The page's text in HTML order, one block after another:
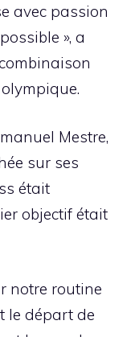
avec passion
», a
Mestre,
sur ses
était
objectif était
notre routine
le départ de